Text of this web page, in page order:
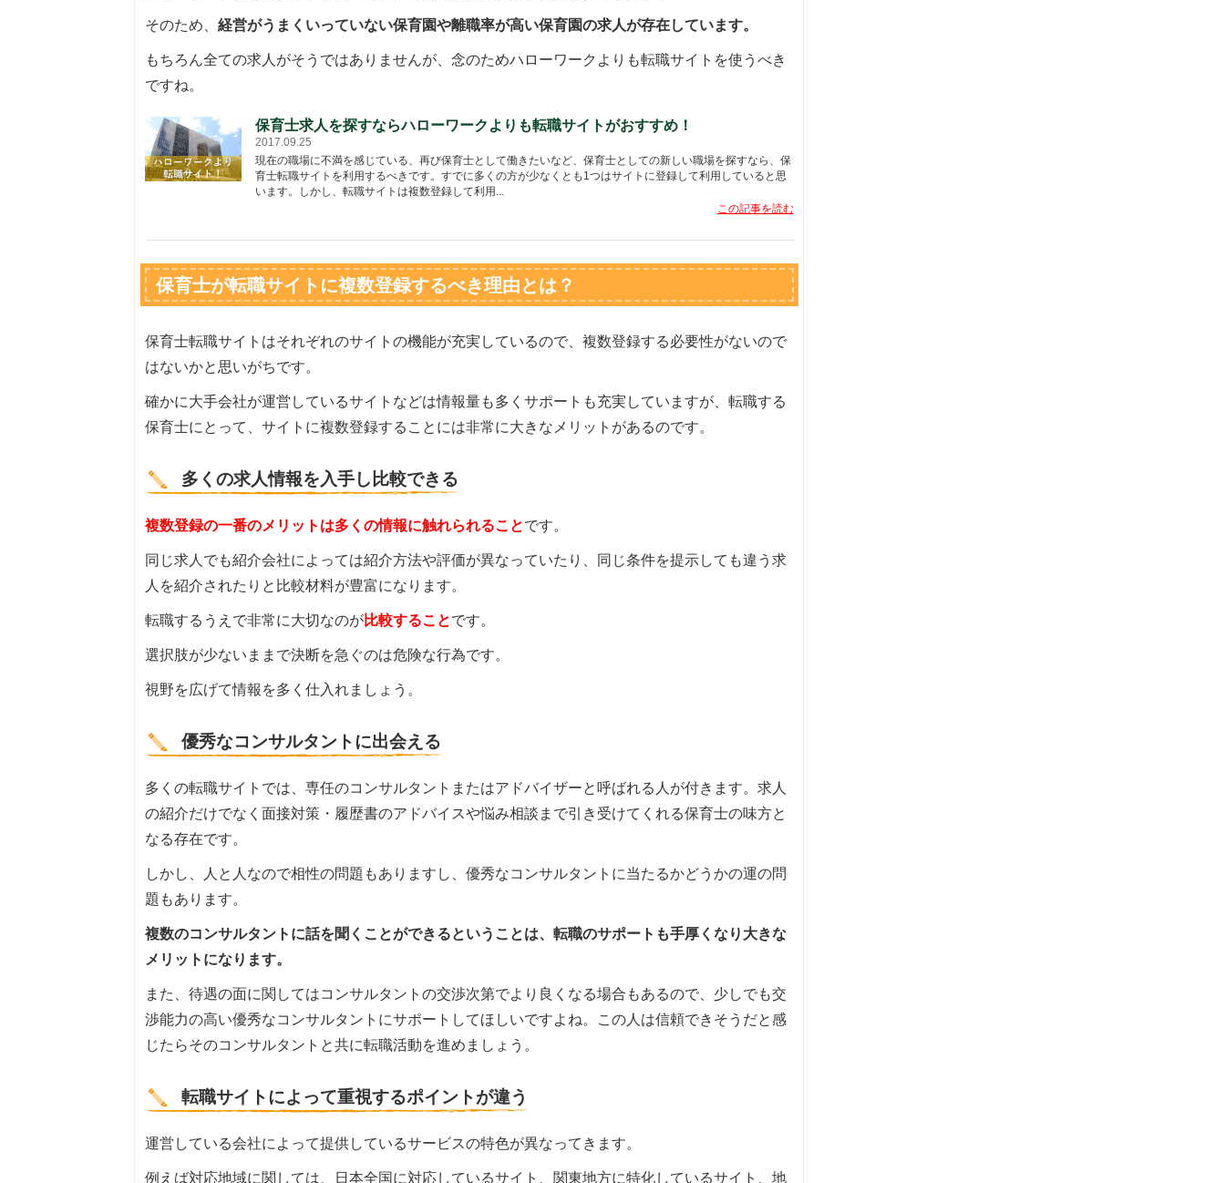
そのため、 経営がうまくいっていない保育園や離職率が高い保育園の求人が存在しています。
もちろん全ての求人がそうではありませんが、念のためハローワークよりも転職サイトを使うべき
ですね。
保育士求人を探すならハローワークよりも転職サイトがおすすめ！
2017.09.25
現在の職場に不満を感じている、再び保育士として働きたいなど、保育士としての新しい職場を探すなら、保
育士転職サイトを利用するべきです。すでに多くの方が少なくとも1つはサイトに登録して利用していると思
います。しかし、転職サイトは複数登録して利用...
この記事を読む
保育士が転職サイトに複数登録するべき理由とは？
保育士転職サイトはそれぞれのサイトの機能が充実しているので、複数登録する必要性がないので
はないかと思いがちです。
確かに大手会社が運営しているサイトなどは情報量も多くサポートも充実していますが、転職する
保育士にとって、サイトに複数登録することには非常に大きなメリットがあるのです。
多くの求人情報を入手し比較できる
複数登録の一番のメリットは多くの情報に触れられることです。
同じ求人でも紹介会社によっては紹介方法や評価が異なっていたり、同じ条件を提示しても違う求
人を紹介されたりと比較材料が豊富になります。
転職するうえで非常に大切なのが比較することです。
選択肢が少ないままで決断を急ぐのは危険な行為です。
視野を広げて情報を多く仕入れましょう。
優秀なコンサルタントに出会える
多くの転職サイトでは、専任のコンサルタントまたはアドバイザーと呼ばれる人が付きます。求人
の紹介だけでなく面接対策・履歴書のアドバイスや悩み相談まで引き受けてくれる保育士の味方と
なる存在です。
しかし、人と人なので相性の問題もありますし、優秀なコンサルタントに当たるかどうかの運の問
題もあります。
複数のコンサルタントに話を聞くことができるということは、転職のサポートも手厚くなり大きな
メリットになります。
また、待遇の面に関してはコンサルタントの交渉次第でより良くなる場合もあるので、少しでも交
渉能力の高い優秀なコンサルタントにサポートしてほしいですよね。この人は信頼できそうだと感
じたらそのコンサルタントと共に転職活動を進めましょう。
転職サイトによって重視するポイントが違う
運営している会社によって提供しているサービスの特色が異なってきます。
例えば対応地域に関しては、日本全国に対応しているサイト、関東地方に特化しているサイト、地